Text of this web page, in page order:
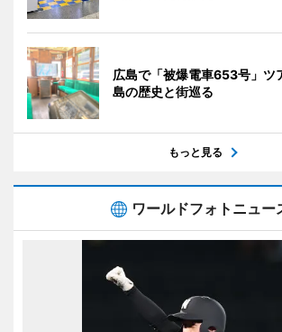
広島で「被爆電車653号」
島の歴史と街巡る
もっと見る
ワールドフォトニュー